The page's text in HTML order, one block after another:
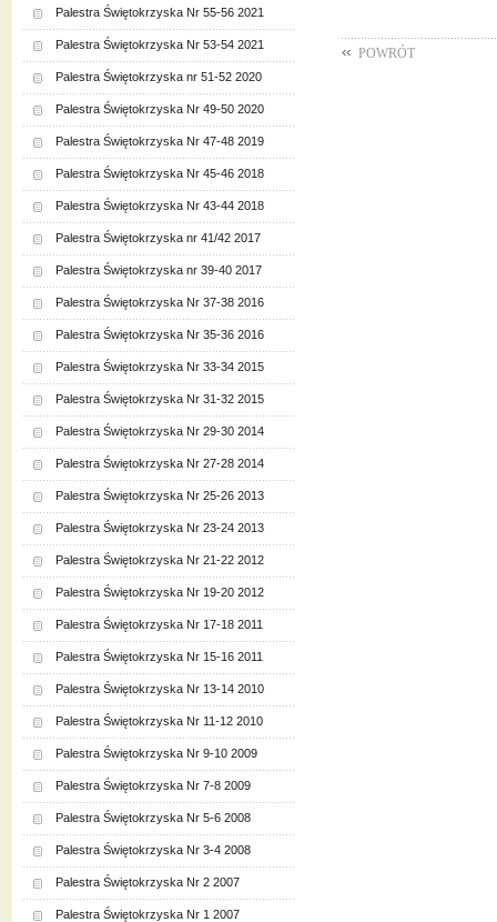
POWRÓT
Palestra Świętokrzyska Nr 55-56 2021
Palestra Świętokrzyska Nr 53-54 2021
Palestra Świętokrzyska nr 51-52 2020
Palestra Świętokrzyska Nr 49-50 2020
Palestra Świętokrzyska Nr 47-48 2019
Palestra Świętokrzyska Nr 45-46 2018
Palestra Świętokrzyska Nr 43-44 2018
Palestra Świętokrzyska nr 41/42 2017
Palestra Świętokrzyska nr 39-40 2017
Palestra Świętokrzyska Nr 37-38 2016
Palestra Świętokrzyska Nr 35-36 2016
Palestra Świętokrzyska Nr 33-34 2015
Palestra Świętokrzyska Nr 31-32 2015
Palestra Świętokrzyska Nr 29-30 2014
Palestra Świętokrzyska Nr 27-28 2014
Palestra Świętokrzyska Nr 25-26 2013
Palestra Świętokrzyska Nr 23-24 2013
Palestra Świętokrzyska Nr 21-22 2012
Palestra Świętokrzyska Nr 19-20 2012
Palestra Świętokrzyska Nr 17-18 2011
Palestra Świętokrzyska Nr 15-16 2011
Palestra Świętokrzyska Nr 13-14 2010
Palestra Świętokrzyska Nr 11-12 2010
Palestra Świętokrzyska Nr 9-10 2009
Palestra Świętokrzyska Nr 7-8 2009
Palestra Świętokrzyska Nr 5-6 2008
Palestra Świętokrzyska Nr 3-4 2008
Palestra Świętokrzyska Nr 2 2007
Palestra Świętokrzyska Nr 1 2007